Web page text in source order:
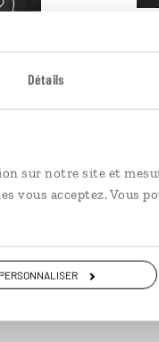
Détails
sur notre site et
vous acceptez. Vous
PERSONNALISER